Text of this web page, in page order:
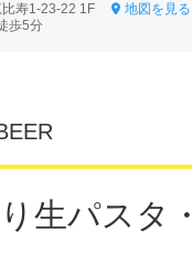
比寿1-23-22 1F
地図を見る
歩5分
生パスタ